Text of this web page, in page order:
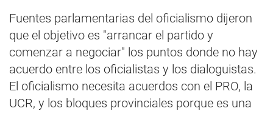
Fuentes parlamentarias del oficialismo dijeron
que el objetivo es "arrancar el partido y
comenzar a negociar" los puntos donde no hay
acuerdo entre los oficialistas y los dialoguistas.
El oficialismo necesita acuerdos con el PRO, la
UCR, y los bloques provinciales porque es una